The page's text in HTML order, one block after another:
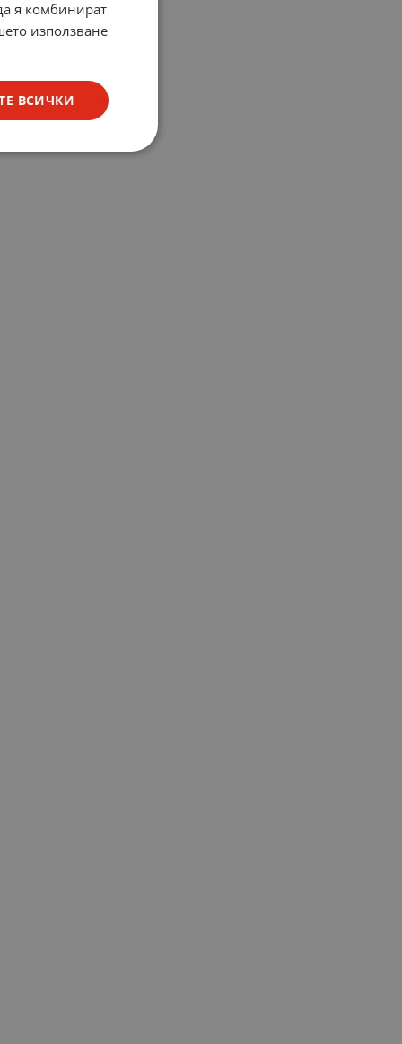
я комбинират
използване
ВСИЧКИ